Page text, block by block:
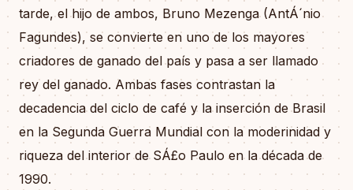
tarde, el hijo de ambos, Bruno Mezenga (AntÁ´nio
Fagundes), se convierte en uno de los mayores
criadores de ganado del país y pasa a ser llamado
rey del ganado. Ambas fases contrastan la
decadencia del ciclo de café y la inserción de Brasil
en la Segunda Guerra Mundial con la moderinidad y
riqueza del interior de SÁ£o Paulo en la década de
1990.